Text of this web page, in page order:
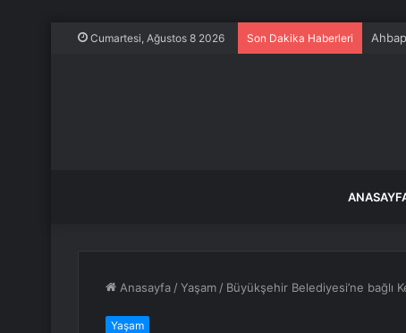
Cumartesi, Ağustos 8 2026 Son Dakika Haberleri
Anasayfa /Yaşam / Büyükşehir Belediyesi’ne bağlı
Yaşam